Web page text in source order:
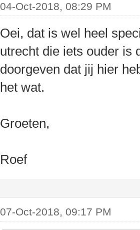
04-Oct-2018, 08:29 PM
Oei, dat is wel heel
utrecht die iets ouder is
doorgeven dat jij hier
het wat.
Groeten,
Roef
07-Oct-2018, 09:17 PM